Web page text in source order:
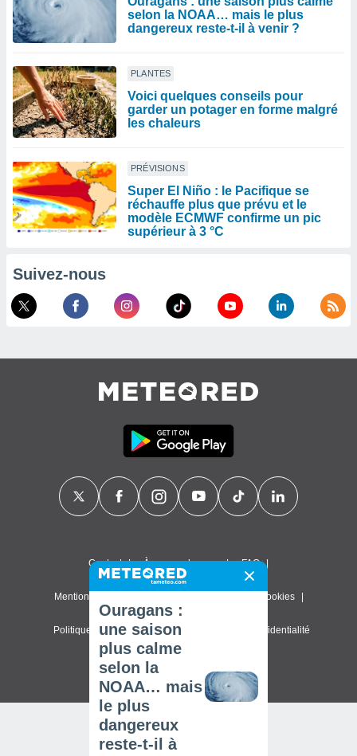
selon la NOAA… mais le plus
dangereux reste-t-il à venir ?
PLANTES
Voici quelques conseils pour
garder un potager en forme malgré
les chaleurs
PRÉVISIONS
Super El Niño : le Pacifique se
réchauffe plus que prévu et le
modèle ECMWF confirme un pic
supérieur à 3 °C
Suivez-nous
Contact À propos de nous FAQ
Mentions légales & Conditions d'utilisation Cookies
Politique de confidentialité Paramètres de confidentialité
© 2026 Meteored. Tous droits réservés
Ouragans :
une saison
plus calme
selon la
NOAA… mais
le plus
dangereux
reste-t-il à